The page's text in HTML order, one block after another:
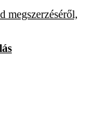
megszerzéséről,